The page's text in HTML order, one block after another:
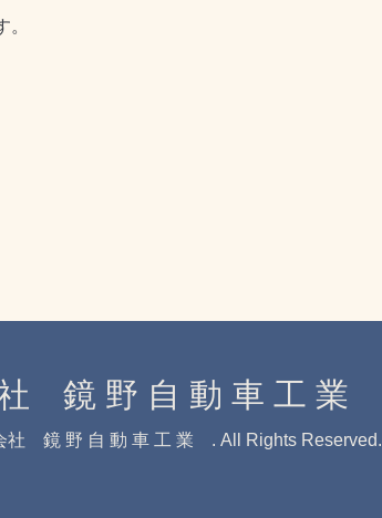
鏡 野 自 動 車 工 業
社 鏡 野 自 動 車 工 業 . All Rights Reserved.